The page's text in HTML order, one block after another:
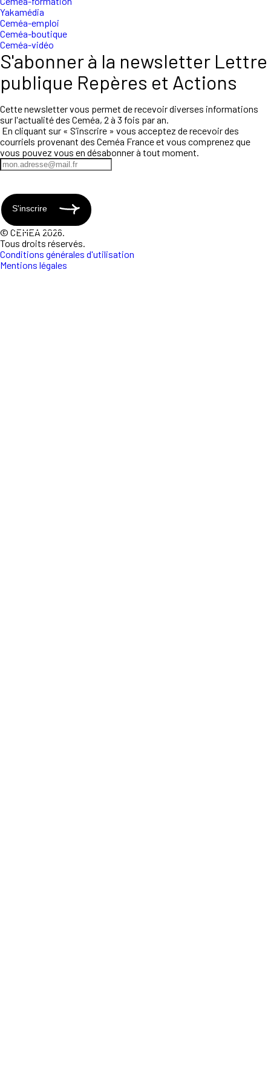
Yakamédia
Ceméa-emploi
Ceméa-boutique
Ceméa-vidéo
S'abonner à la newsletter Lettre
publique Repères et Actions
Cette newsletter vous permet de recevoir diverses informations
sur l'actualité des Ceméa, 2 à 3 fois par an.
En cliquant sur « S’inscrire » vous acceptez de recevoir des
courriels provenant des Ceméa France et vous comprenez que
vous pouvez vous en désabonner à tout moment.
S'inscrire
© CEMEA 2026.
Tous droits réservés.
Conditions générales d'utilisation
Mentions légales